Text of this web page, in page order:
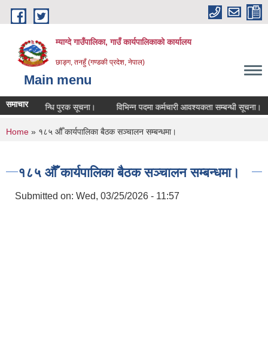
Skip to main content
म्याग्दे गाउँपालिका, गाउँ कार्यपालिकाको कार्यालय
छाङ्ग, तनहुँ (गण्डकी प्रदेश, नेपाल)
Main menu
समाचार
हद सम्बन्धि पुरक सूचना। विभिन्न पदमा कर्मचारी आवश्यकता सम्बन्धी सूचना।
You are here
Home » १८५ औँ कार्यपालिका बैठक सञ्चालन सम्बन्धमा।
१८५ औँ कार्यपालिका बैठक सञ्चालन सम्बन्धमा।
Submitted on: Wed, 03/25/2026 - 11:57